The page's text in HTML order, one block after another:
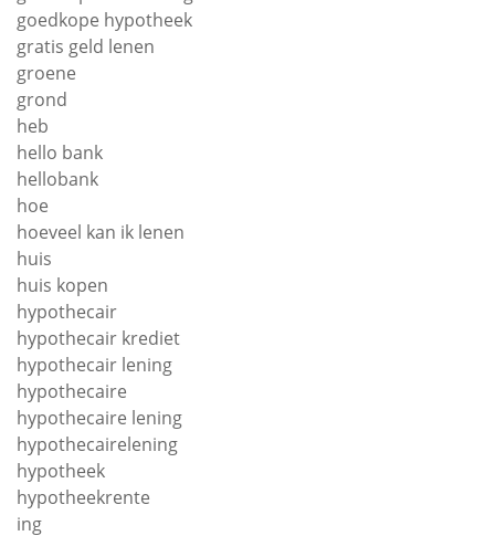
goedkope hypotheek
gratis geld lenen
groene
grond
heb
hello bank
hellobank
hoe
hoeveel kan ik lenen
huis
huis kopen
hypothecair
hypothecair krediet
hypothecair lening
hypothecaire
hypothecaire lening
hypothecairelening
hypotheek
hypotheekrente
ing